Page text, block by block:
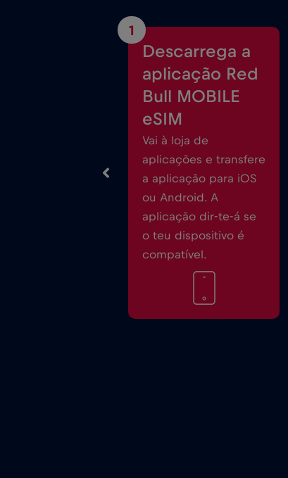
1
Descarrega a
aplicação Red
Bull MOBILE
eSIM
Vai à loja de
aplicações e transfere
a aplicação para iOS
ou Android. A
aplicação dir-te-á se
o teu dispositivo é
compatível.